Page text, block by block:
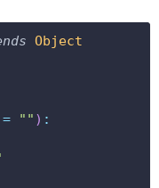
Object
= "" ) :